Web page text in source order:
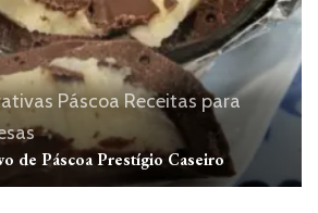
PáscoaReceitas para
de Páscoa Prestígio Caseiro